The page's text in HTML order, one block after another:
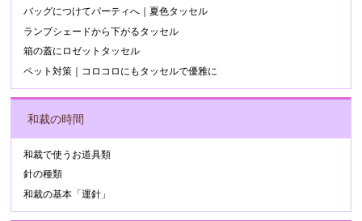
バッグにつけてパーティへ｜夏色タッセル
ランプシェードから下がるタッセル
箱の蓋にロゼットタッセル
ペット対策｜コロコロにもタッセルで優雅に
和裁の時間
和裁で使うお道具類
針の種類
和裁の基本「運針」